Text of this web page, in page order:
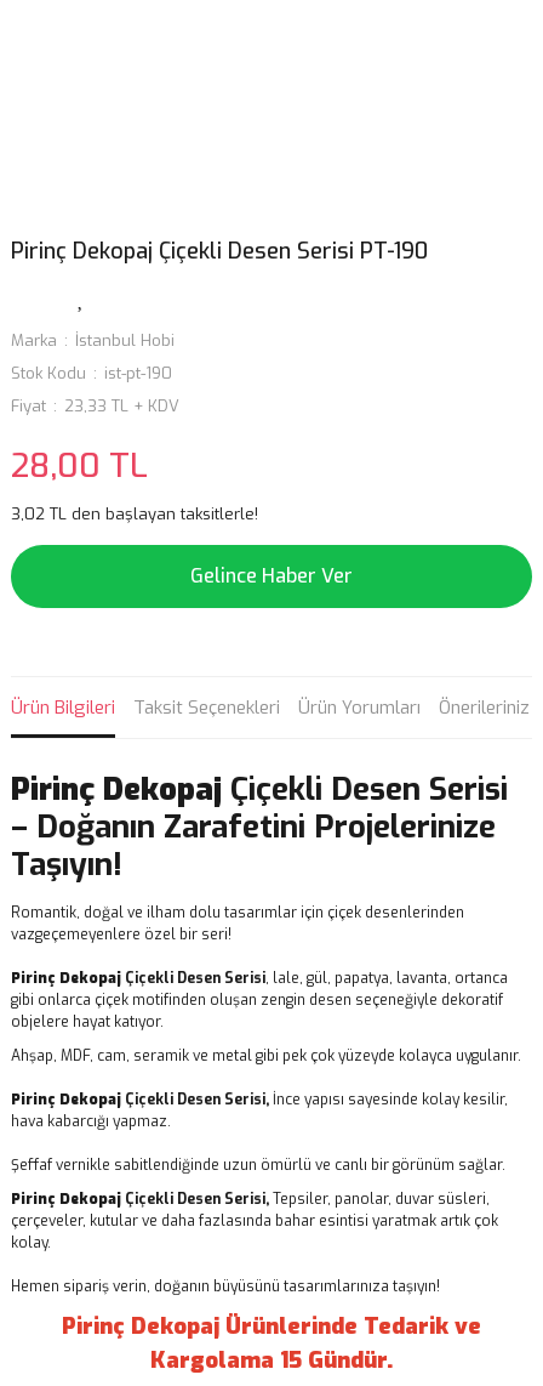
Pirinç Dekopaj Çiçekli Desen Serisi PT-190
Marka
İstanbul Hobi
Stok Kodu
ist-pt-190
Fiyat
23,33 TL + KDV
28,00 TL
3,02 TL den başlayan taksitlerle!
Gelince Haber Ver
Ürün Bilgileri Taksit Seçenekleri Ürün Yorumları Önerileriniz
Pirinç Dekopaj Çiçekli Desen Serisi
– Doğanın Zarafetini Projelerinize
Taşıyın!
Romantik, doğal ve ilham dolu tasarımlar için çiçek desenlerinden
vazgeçemeyenlere özel bir seri!
Pirinç Dekopaj Çiçekli Desen Serisi, lale, gül, papatya, lavanta, ortanca
gibi onlarca çiçek motifinden oluşan zengin desen seçeneğiyle dekoratif
objelere hayat katıyor.
Ahşap, MDF, cam, seramik ve metal gibi pek çok yüzeyde kolayca uygulanır.
Pirinç Dekopaj Çiçekli Desen Serisi, İnce yapısı sayesinde kolay kesilir,
hava kabarcığı yapmaz.
Şeffaf vernikle sabitlendiğinde uzun ömürlü ve canlı bir görünüm sağlar.
Pirinç Dekopaj Çiçekli Desen Serisi,Tepsiler, panolar, duvar süsleri,
çerçeveler, kutular ve daha fazlasında bahar esintisi yaratmak artık çok
kolay.
Hemen sipariş verin, doğanın büyüsünü tasarımlarınıza taşıyın!
Pirinç Dekopaj Ürünlerinde Tedarik ve
Kargolama 15 Gündür.